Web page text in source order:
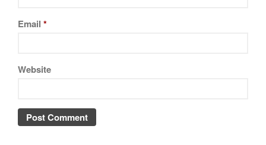
Email *
Website